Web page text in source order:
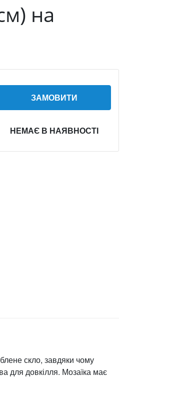
на
ЗАМОВИТИ
НЕМАЄ В НАЯВНОСТІ
скло, завдяки чому
для довкілля. Мозаїка має